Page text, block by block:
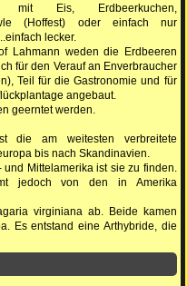
mit Eis, Erdbeerkuchen,
(Hoffest) oder einfach nur
lecker.
Lahmann weden die Erdbeeren
für den Verauf an Enverbraucher
Teil für die Gastronomie und für
angebaut.
geerntet werden.
die am weitesten verbreitete
bis nach Skandinavien.
Mittelamerika ist sie zu finden.
jedoch von den in Amerika
virginiana ab. Beide kamen
Es entstand eine Arthybride, die